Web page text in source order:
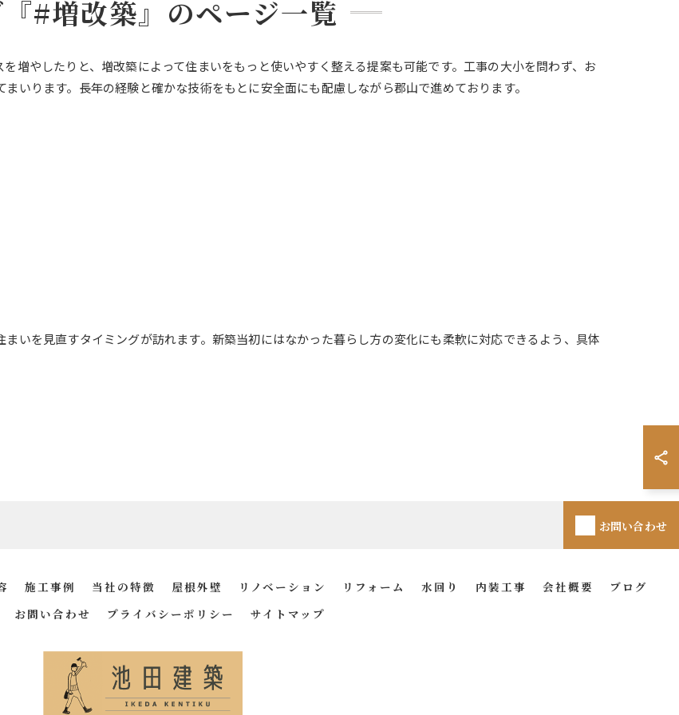
#増改築』のページ一覧
増やしたりと、増改築によって住まいをもっと使いやすく整える提案も可能です。工事の大小を問わず、お
いります。長年の経験と確かな技術をもとに安全面にも配慮しながら郡山で進めております。
いを見直すタイミングが訪れます。新築当初にはなかった暮らし方の変化にも柔軟に対応できるよう、具体
お問い合わせ
施工事例 当社の特徴 屋根外壁 リノベーション リフォーム 水回り 内装工事 会社概要
ブログ
お問い合わせ プライバシーポリシー サイトマップ